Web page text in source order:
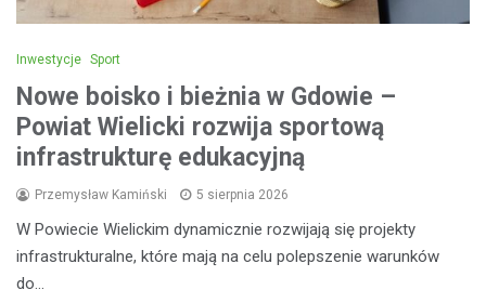
Inwestycje Sport
Nowe boisko i bieżnia w Gdowie –
Powiat Wielicki rozwija sportową
infrastrukturę edukacyjną
Przemysław Kamiński 5 sierpnia 2026
W Powiecie Wielickim dynamicznie rozwijają się projekty
infrastrukturalne, które mają na celu polepszenie warunków
do…